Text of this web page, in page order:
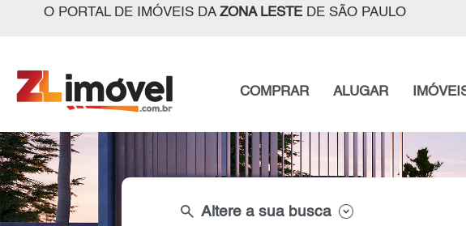
O PORTAL DE IMÓVEIS DA ZONA LESTEDE SÃO PAULO
COMPRAR ALUGAR
search Altere a sua busca